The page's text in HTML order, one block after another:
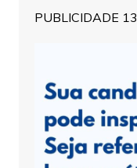
PUBLICIDADE 13